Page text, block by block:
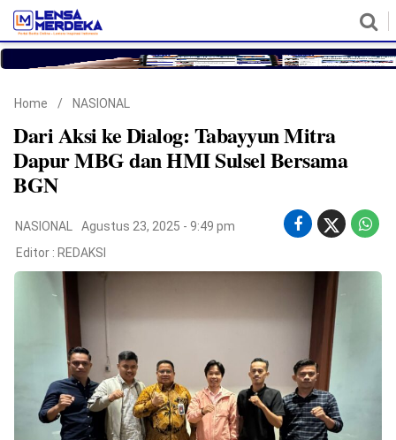
Copyright
Merdeka
Home / NASIONAL
Dari Aksi ke Dialog: Tabayyun Mitra
Dapur MBG dan HMI Sulsel Bersama
BGN
NASIONAL
Agustus 23, 2025 - 9:49 pm
Editor : REDAKSI